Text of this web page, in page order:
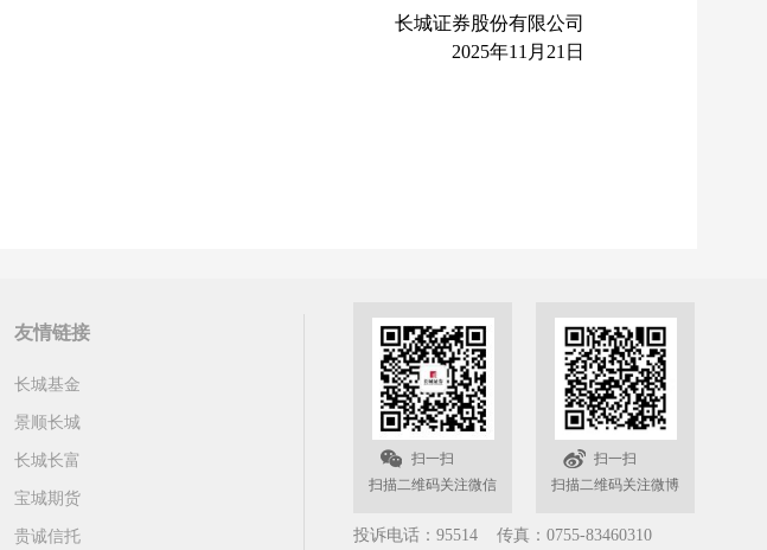
长城证券股份有限公司
2025年11月21日
友情链接
长城基金
景顺长城
长城长富
宝城期货
贵诚信托
扫一扫
扫描二维码关注微信
扫一扫
扫描二维码关注微博
投诉电话：95514 传真：0755-83460310